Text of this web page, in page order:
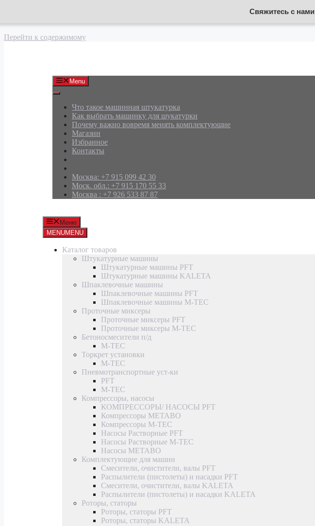
Свяжитесь с нами
Перейти к содержимому
Menu
Что такое машинная штукатурка
Как выбрать машинку для шукатурки
Почему важно вовремя менять комплектующие
Магазин
Избранное
Контакты
Москва: +7 915 099 42 30
Моск. обл.: +7 915 170 55 33
Москва : +7 926 533 87 87
Меню
MENUMENU
Каталог товаров
Штукатурные машины
Штукатурные машины PFT
Штукатурные машины KALETA
Шпаклевочные машины
Шпаклевочные машины PFT
Шпаклевочные машины M-TEC
Проточные миксеры
Проточные миксеры PFT
Проточные миксеры M-TEC
Бетоносмесители п/д
M-TEC
Торкрет установки
M-TEC
Пневмотранспортные уст-ки
PFT
M-TEC
Компрессоры, насосы
КОМПРЕССОРЫ/ НАСОСЫ PFT
Компрессоры METABO
Компрессоры M-TEC
Насосы Растворные PFT
Насосы Растворные M-TEC
Насосы METABO
Комплектующие для машин
Смесители, очистители, валы PFT
Распылители (пистолеты) и насадки PFT
Смесители, очистители, валы KALETA
Распылители (пистолеты) и насадки KALETA
Роторы, статоры
Роторы, статоры PFT
Роторы, статоры KALETA